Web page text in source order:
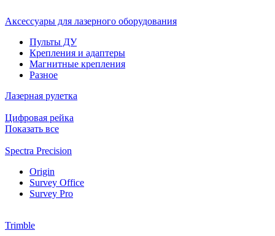
Аксессуары для лазерного оборудования
Пульты ДУ
Крепления и адаптеры
Магнитные крепления
Разное
Лазерная рулетка
Цифровая рейка
Показать все
Spectra Precision
Origin
Survey Office
Survey Pro
Trimble